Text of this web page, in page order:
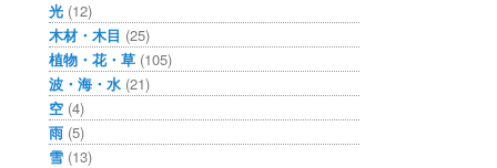
光 (12)
木材・木目 (25)
植物・花・草 (105)
波・海・水 (21)
空 (4)
雨 (5)
雪 (13)